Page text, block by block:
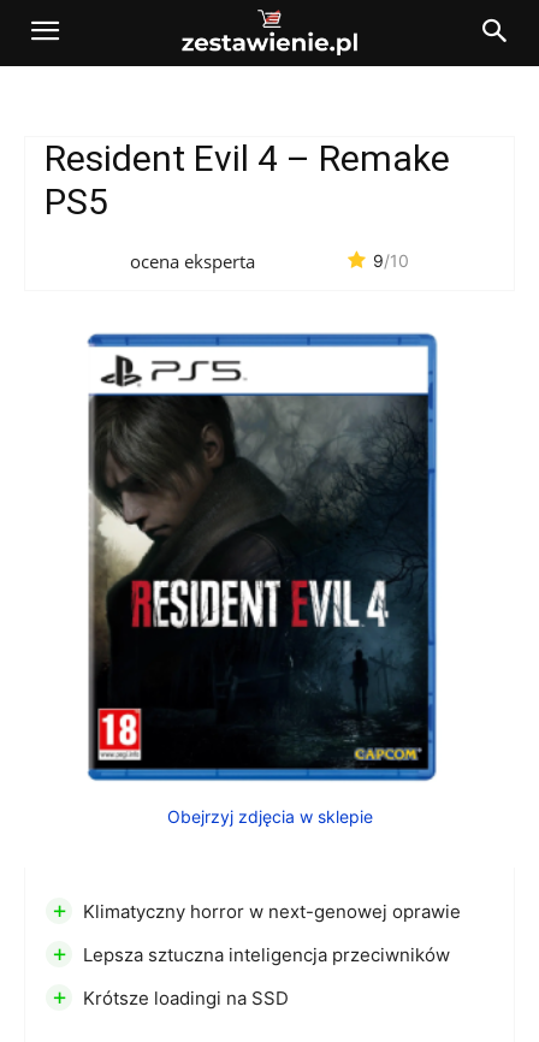
Resident Evil 4 – Remake
PS5
ocena eksperta 9/10
Obejrzyj zdjęcia w sklepie
+ Klimatyczny horror w next-genowej oprawie
+ Lepsza sztuczna inteligencja przeciwników
+ Krótsze loadingi na SSD